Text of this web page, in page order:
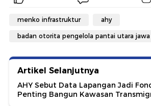
menko infrastruktur ahy
badan otorita pengelola pantai utara jawa
Artikel Selanjutnya
AHY Sebut Data Lapangan Jadi
Penting Bangun Kawasan